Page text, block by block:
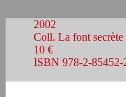
2002
Coll. La font secrète
10 €
ISBN 978-2-85452-